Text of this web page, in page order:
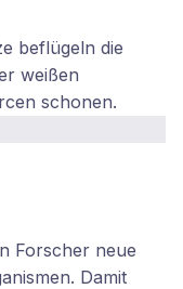
beflügeln die
weißen
schonen.
Forscher neue
Damit